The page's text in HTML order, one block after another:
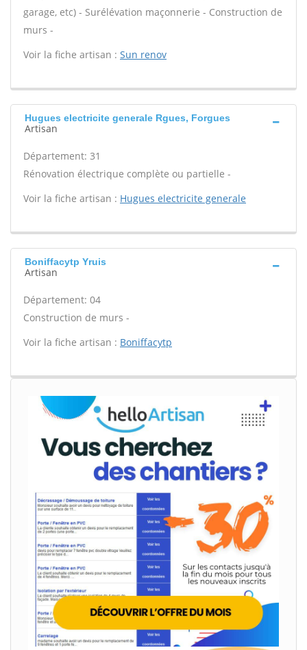
garage, etc) - Surélévation maçonnerie - Construction de
murs -
Voir la fiche artisan : Sun renov
Hugues electricite generale Rgues, Forgues
Artisan
Département: 31
Rénovation électrique complète ou partielle -
Voir la fiche artisan : Hugues electricite generale
Boniffacytp Yruis
Artisan
Département: 04
Construction de murs -
Voir la fiche artisan : Boniffacytp